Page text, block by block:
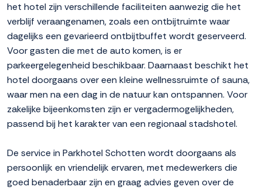
het hotel zijn verschillende faciliteiten aanwezig die het
verblijf veraangenamen, zoals een ontbijtruimte waar
dagelijks een gevarieerd ontbijtbuffet wordt geserveerd.
Voor gasten die met de auto komen, is er
parkeergelegenheid beschikbaar. Daarnaast beschikt het
hotel doorgaans over een kleine wellnessruimte of sauna,
waar men na een dag in de natuur kan ontspannen. Voor
zakelijke bijeenkomsten zijn er vergadermogelijkheden,
passend bij het karakter van een regionaal stadshotel.
De service in Parkhotel Schotten wordt doorgaans als
persoonlijk en vriendelijk ervaren, met medewerkers die
goed benaderbaar zijn en graag advies geven over de